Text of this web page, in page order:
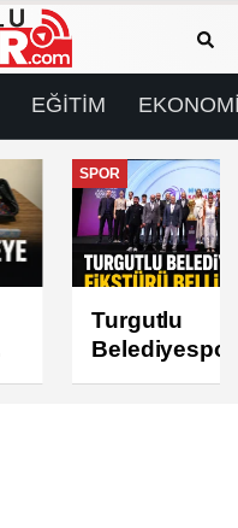
EĞİTİM
Turgutlu
Belediyespor'un
Fikstürü Belli